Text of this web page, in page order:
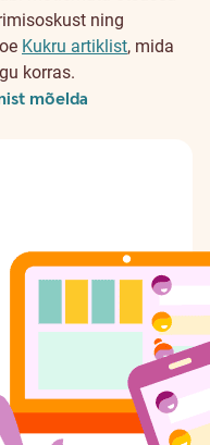
ning
Kukru artiklist, mida
korras.
mõelda